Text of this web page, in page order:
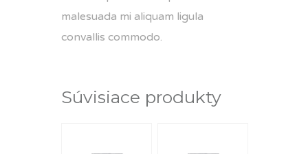
malesuada mi aliquam ligula
convallis commodo.
Súvisiace produkty